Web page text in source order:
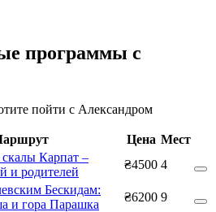
программы с
пойти с Александром
Цена Мест
Карпат –
и родителей
₴4500 4
Бескидам:
и гора Парашка
₴6200 9